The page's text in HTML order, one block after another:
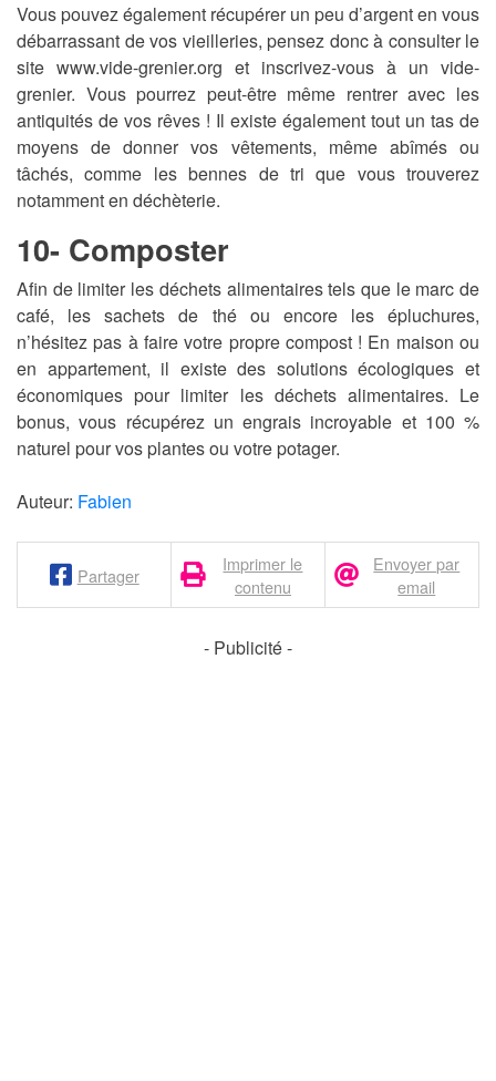
Vous pouvez également récupérer un peu d’argent en vous
débarrassant de vos vieilleries, pensez donc à consulter le
site www.vide-grenier.org et inscrivez-vous à un vide-
grenier. Vous pourrez peut-être même rentrer avec les
antiquités de vos rêves ! Il existe également tout un tas de
moyens de donner vos vêtements, même abîmés ou
tâchés, comme les bennes de tri que vous trouverez
notamment en déchèterie.
10- Composter
Afin de limiter les déchets alimentaires tels que le marc de
café, les sachets de thé ou encore les épluchures,
n’hésitez pas à faire votre propre compost ! En maison ou
en appartement, il existe des solutions écologiques et
économiques pour limiter les déchets alimentaires. Le
bonus, vous récupérez un engrais incroyable et 100 %
naturel pour vos plantes ou votre potager.
Auteur: Fabien
Partager
Imprimer le
contenu
Envoyer par
email
- Publicité -